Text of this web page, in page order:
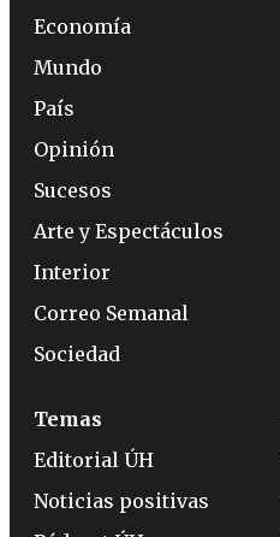
Economía
Mundo
País
Opinión
Sucesos
Arte y Espectáculos
Interior
Correo Semanal
Sociedad
Temas
Editorial ÚH
Noticias positivas